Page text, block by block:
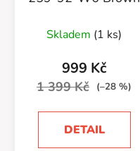
Skladem (1 ks)
999 Kč
1 399 Kč (–28 %)
DETAIL